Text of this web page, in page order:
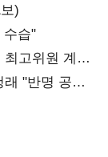
)
수습"
고위원 계파
"반명 공세